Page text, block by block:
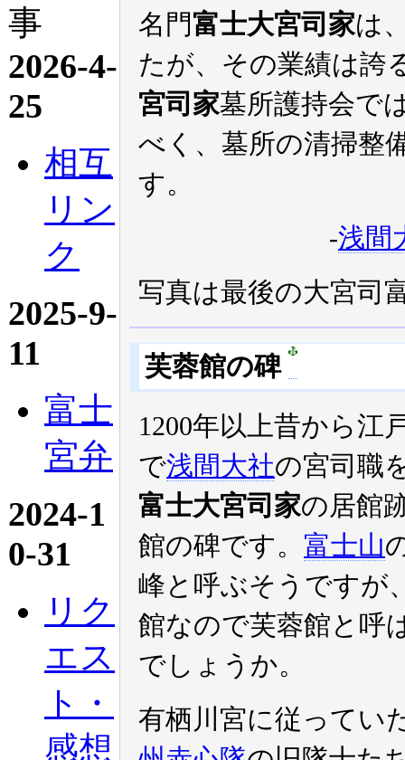
事
2026-4-
25
相互
リン
ク
2025-9-
11
富士
宮弁
2024-1
0-31
リク
エス
ト・
感想
名門富士大宮司家は
たが、その業績は誇
宮司家墓所護持会で
べく、墓所の清掃整
す。
-浅間
写真は最後の大宮司
芙蓉館の碑
1200年以上昔から江
で浅間大社の宮司職
富士大宮司家の居館
館の碑です。 富士山
峰と呼ぶそうですが
館なので芙蓉館と呼
でしょうか。
有栖川宮に従ってい